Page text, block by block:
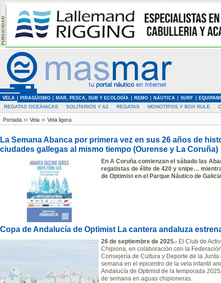
VELA PIRAGÜISMO MAR, PESCA, SUB Y ECOLOGÍA REMO NÁUTICA SURF
REGATAS OCEÁNICAS SOLITARIOS Y A2 REGATAS MONOTIPOS Y BOX RULE
Portada ›› Vela ›› Vela ligera
La Semana Abanca por primera vez en sus 26 años de
ciudades gallegas al mismo tiempo (Ourense y La Coruña)
En A Coruña comienzan el sábado las
regatistas de élite de 420 y snipe…
de Optimist en el Parque Náutico de
Copa de Andalucía de Optimist La cantera andaluza
26 de septiembre de 2025.- El Club de
Chipiona, en colaboración con la
Consejería de Cultura y Deporte de la
semana en el epicentro de la vela infantil
Andalucía de Optimist de la temporada
de semana en aguas chipioneras.